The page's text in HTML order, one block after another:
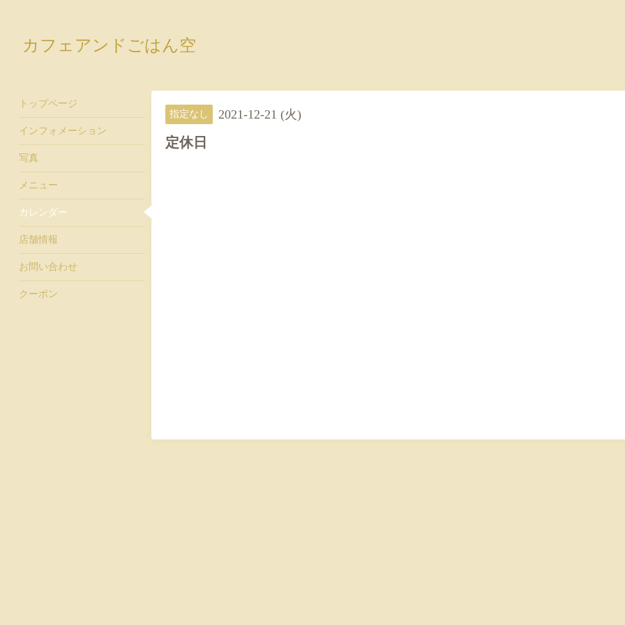
カフェアンドごはん空
指定なし 2021-12-21 (火)
定休日
トップページ
インフォメーション
写真
メニュー
カレンダー
店舗情報
お問い合わせ
クーポン